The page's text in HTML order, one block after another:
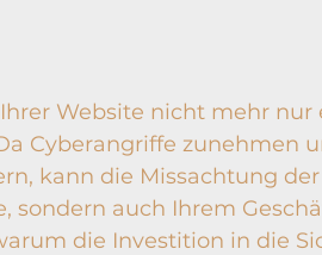
Website nicht mehr nur
Cyberangriffe zunehmen
kann die Missachtung
sondern auch Ihrem
die Investition in die